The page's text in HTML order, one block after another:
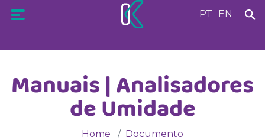
PT EN
Manuais | Analisadores
de Umidade
Home Documento